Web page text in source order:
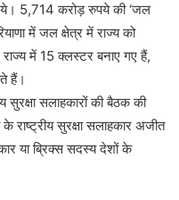
5,714 करोड़ रुपये की ‘जल
में जल क्षेत्र में राज्य को
में 15 क्लस्टर बनाए गए हैं,
हैं।
सलाहकारों की बैठक की
राष्ट्रीय सुरक्षा सलाहकार अजीत
या ब्रिक्स सदस्य देशों के